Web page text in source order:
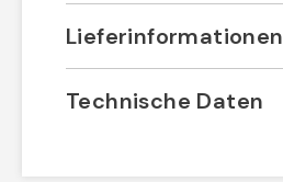
Lieferinformationen
Technische Daten